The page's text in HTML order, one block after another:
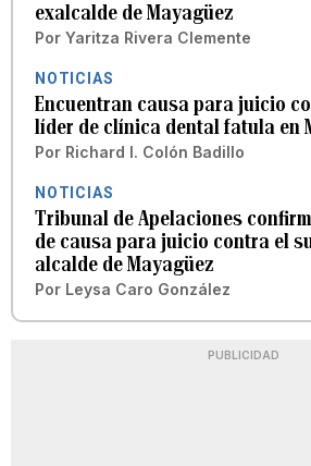
exalcalde de Mayagüez
Por Yaritza Rivera Clemente
NOTICIAS
Encuentran causa para juicio
líder de clínica dental fatula en
Por Richard I. Colón Badillo
NOTICIAS
Tribunal de Apelaciones
de causa para juicio contra el
alcalde de Mayagüez
Por Leysa Caro González
PUBLICIDAD